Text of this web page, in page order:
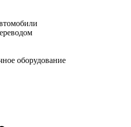
оборудование